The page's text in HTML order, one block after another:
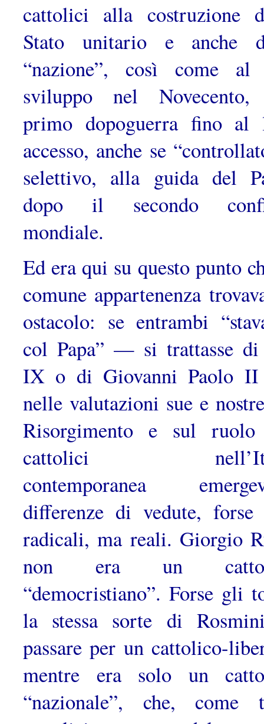
cattolici alla costru­zione
Stato unitario e anche
“nazione”, così come al
svilup­po nel
primo dopoguerra fino al
accesso, anche se
selettivo, alla guida del
dopo il secondo
mondiale.
Ed era qui su questo punto
comune appartenenza
ostaco­lo: se entrambi
col Papa” — si trattasse
IX o di Giovanni Paolo
nelle valutazioni sue e
Risorgimento e sul
cattolici
contemporanea
differenze di vedute, forse
radicali, ma reali. Giorgio
non era un
“democristiano”. Forse gli
la stessa sorte di
passare per un cattolico-
mentre era solo un
“nazionale”, che, come